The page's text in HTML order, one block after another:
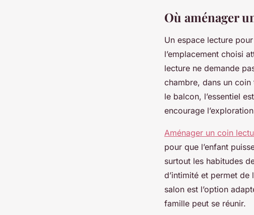
Où aménager
Un espace lecture
l’emplacement choisi
lecture ne demande
chambre, dans un coin
le balcon, l’essentiel
encourage
Aménager un coin
pour que l’enfant
surtout les habitudes
d’intimité et permet
salon est l’option
famille peut se réunir.